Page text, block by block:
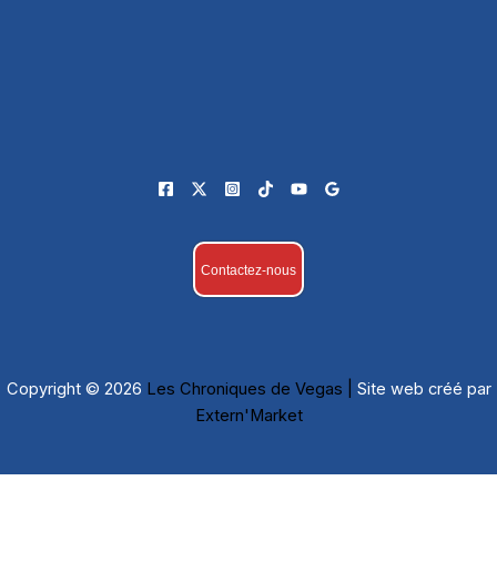
Contactez-nous
Copyright © 2026 Les Chroniques de Vegas |
Site web créé par
Extern'Market